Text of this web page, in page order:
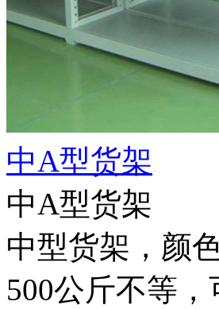
中A型货架
中A型货架
中型货架，颜
500公斤不等